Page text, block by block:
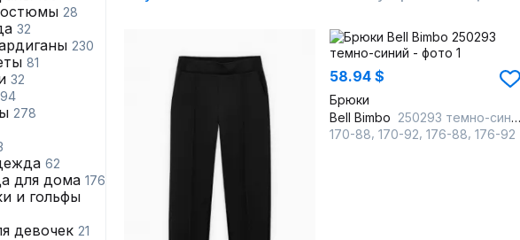
28
32
230
81
32
94
278
62
для дома 176
и гольфы
девочек 21
58.94 $
Брюки
Bell Bimbo 250293 темно-синий
170-88 170-92 176-88 176-92